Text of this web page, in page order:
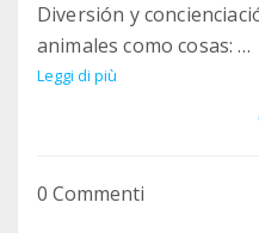
Diversión y
animales como cosas:
ADOPTA
Leggi di più
0 Commenti